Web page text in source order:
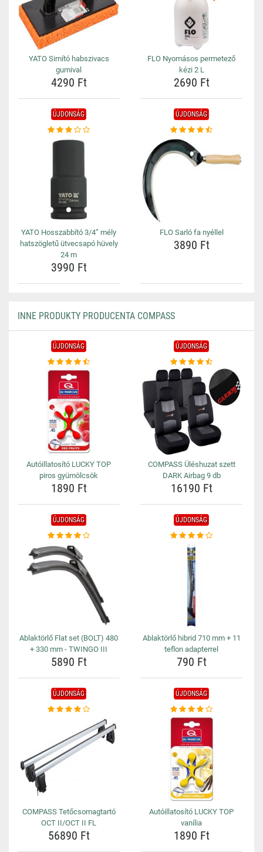
YATO Simító habszivacs
gumival
4290 Ft
FLO Nyomásos permetező
kézi 2 L
2690 Ft
ÚJDONSÁG
YATO Hosszabbító 3/4” mély
hatszögletű ütvecsapó hüvely
24 m
3990 Ft
ÚJDONSÁG
FLO Sarló fa nyéllel
3890 Ft
INNE PRODUKTY PRODUCENTA COMPASS
ÚJDONSÁG
Autóillatosító LUCKY TOP
piros gyümölcsök
1890 Ft
ÚJDONSÁG
COMPASS Üléshuzat szett
DARK Airbag 9 db
16190 Ft
ÚJDONSÁG
Ablaktörlő Flat set (BOLT) 480
+ 330 mm - TWINGO III
5890 Ft
ÚJDONSÁG
Ablaktörlő hibrid 710 mm + 11
teflon adapterrel
790 Ft
ÚJDONSÁG
COMPASS Tetőcsomagtartó
OCT II/OCT II FL
56890 Ft
ÚJDONSÁG
Autóillatosító LUCKY TOP
vanília
1890 Ft